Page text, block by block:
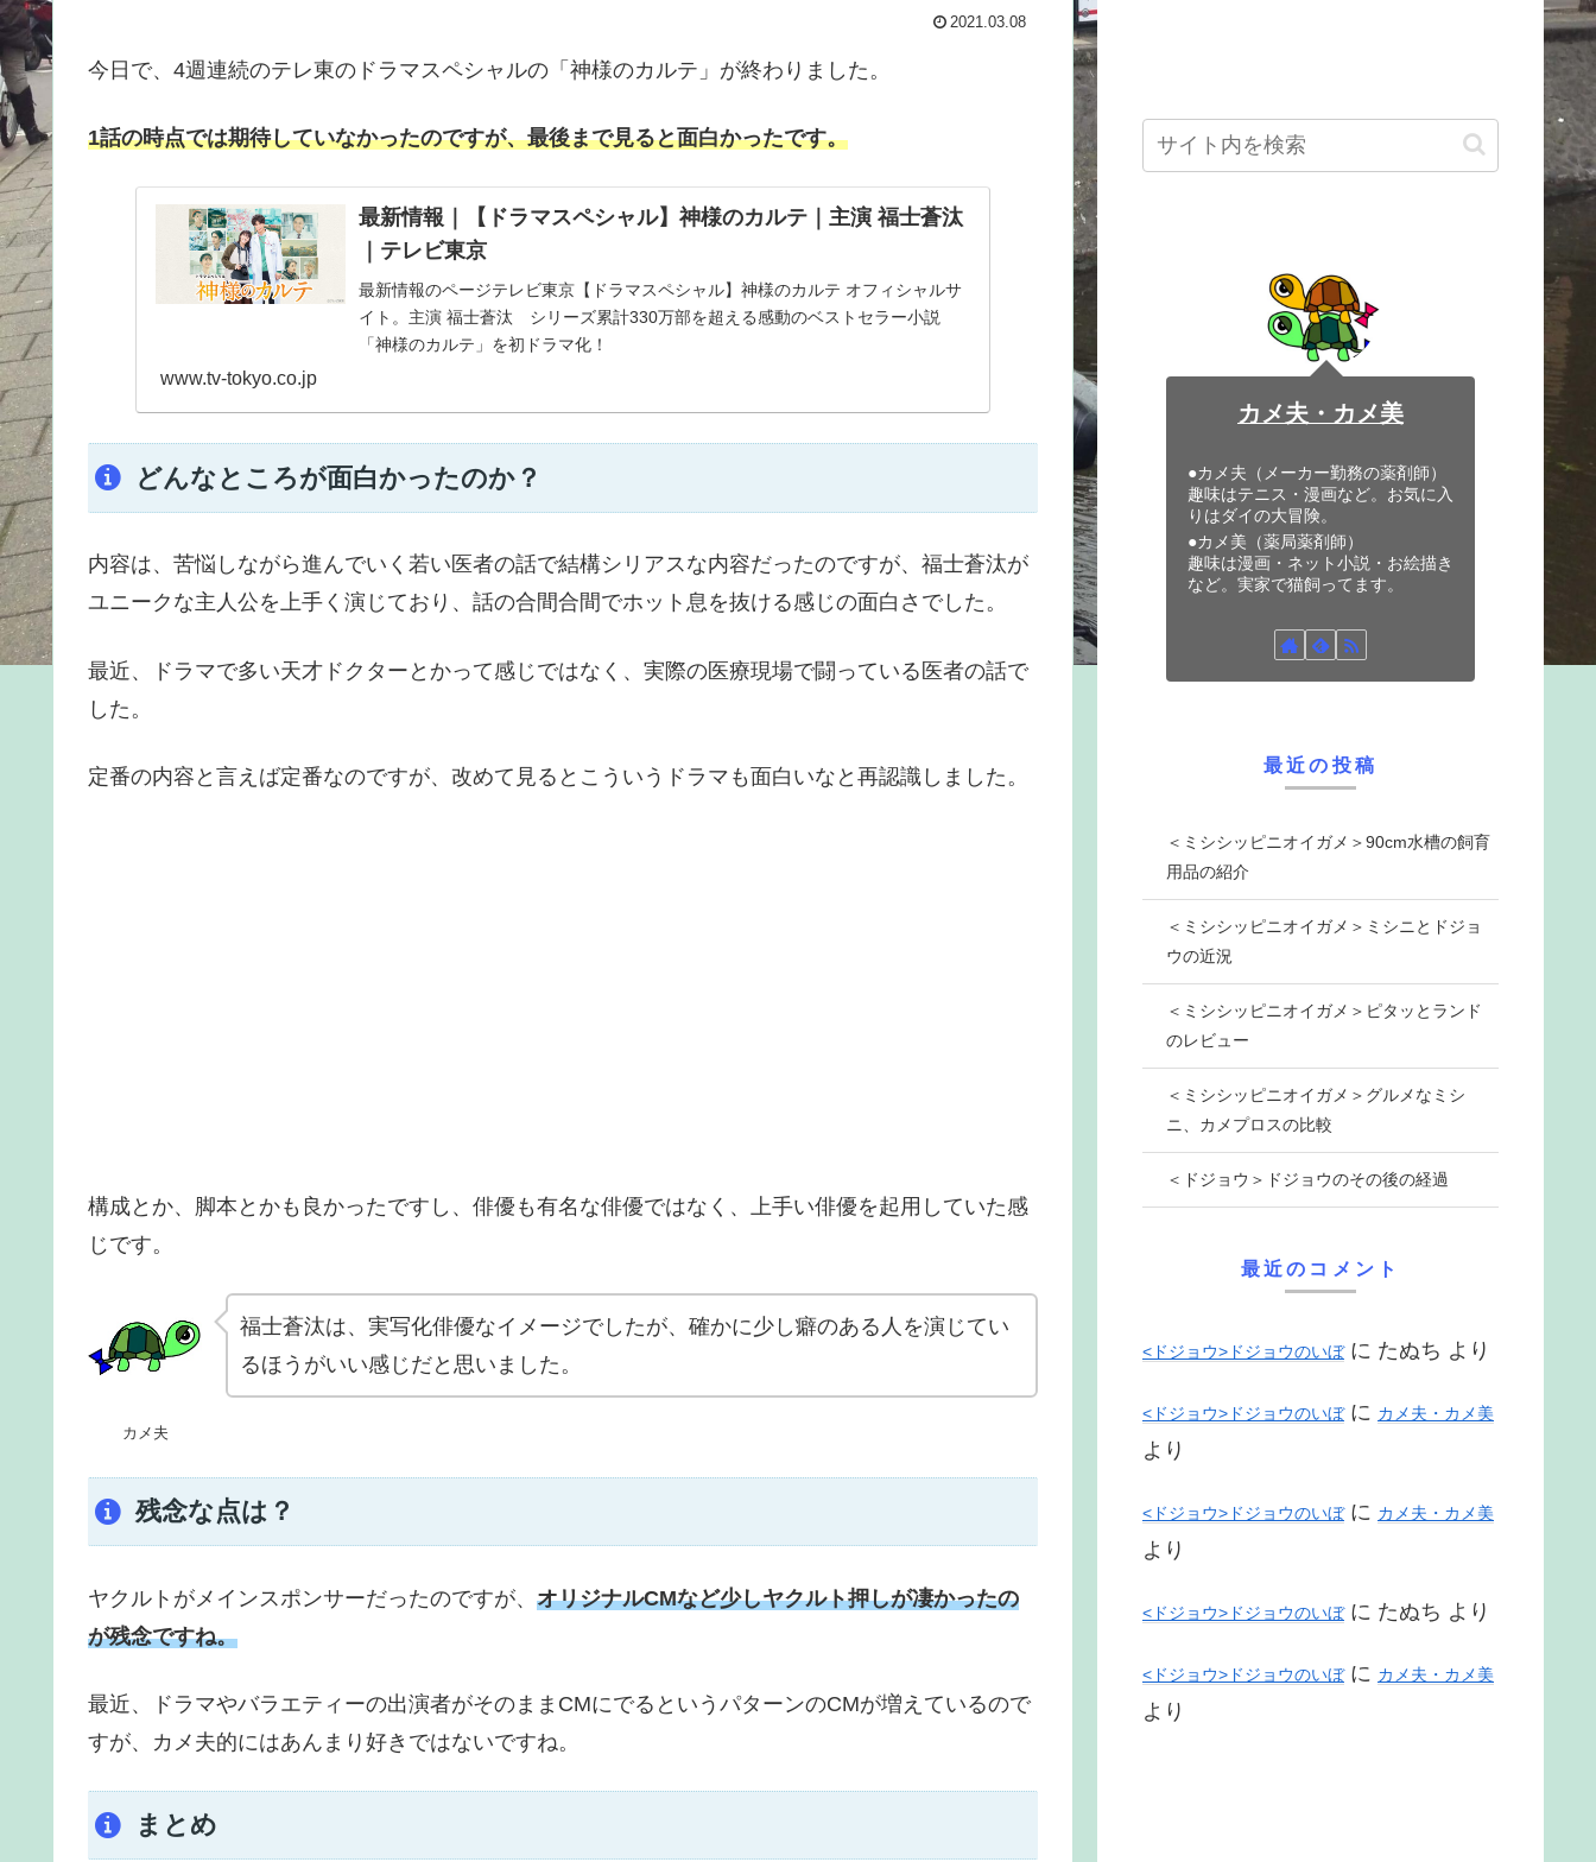
2021.03.08
今日で、4週連続のテレ東のドラマスペシャルの「神様のカルテ」が終わりました。
1話の時点では期待していなかったのですが、最後まで見ると面白かったです。
最新情報｜【ドラマスペシャル】神様のカルテ｜主演 福士蒼汰
｜テレビ東京
最新情報のページテレビ東京【ドラマスペシャル】神様のカルテ オフィシャルサ
イト。主演 福士蒼汰 シリーズ累計330万部を超える感動のベストセラー小説
「神様のカルテ」を初ドラマ化！
www.tv-tokyo.co.jp
どんなところが面白かったのか？
内容は、苦悩しながら進んでいく若い医者の話で結構シリアスな内容だったのですが、福士蒼汰が
ユニークな主人公を上手く演じており、話の合間合間でホット息を抜ける感じの面白さでした。
最近、ドラマで多い天才ドクターとかって感じではなく、実際の医療現場で闘っている医者の話で
した。
定番の内容と言えば定番なのですが、改めて見るとこういうドラマも面白いなと再認識しました。
構成とか、脚本とかも良かったですし、俳優も有名な俳優ではなく、上手い俳優を起用していた感
じです。
カメ夫
福士蒼汰は、実写化俳優なイメージでしたが、確かに少し癖のある人を演じてい
るほうがいい感じだと思いました。
残念な点は？
ヤクルトがメインスポンサーだったのですが、 オリジナルCMなど少しヤクルト押しが凄かったの
が残念ですね。
最近、ドラマやバラエティーの出演者がそのままCMにでるというパターンのCMが増えているので
すが、カメ夫的にはあんまり好きではないですね。
まとめ
カメ夫・カメ美
●カメ夫（メーカー勤務の薬剤師）
趣味はテニス・漫画など。お気に入
りはダイの大冒険。
●カメ美（薬局薬剤師）
趣味は漫画・ネット小説・お絵描き
など。実家で猫飼ってます。
最近の投稿
＜ミシシッピニオイガメ＞90cm水槽の飼育
用品の紹介
＜ミシシッピニオイガメ＞ミシニとドジョ
ウの近況
＜ミシシッピニオイガメ＞ピタッとランド
のレビュー
＜ミシシッピニオイガメ＞グルメなミシ
ニ、カメプロスの比較
＜ドジョウ＞ドジョウのその後の経過
最近のコメント
<ドジョウ>ドジョウのいぼに たぬち より
<ドジョウ>ドジョウのいぼに カメ夫・カメ美
より
<ドジョウ>ドジョウのいぼに カメ夫・カメ美
より
<ドジョウ>ドジョウのいぼに たぬち より
<ドジョウ>ドジョウのいぼに カメ夫・カメ美
より